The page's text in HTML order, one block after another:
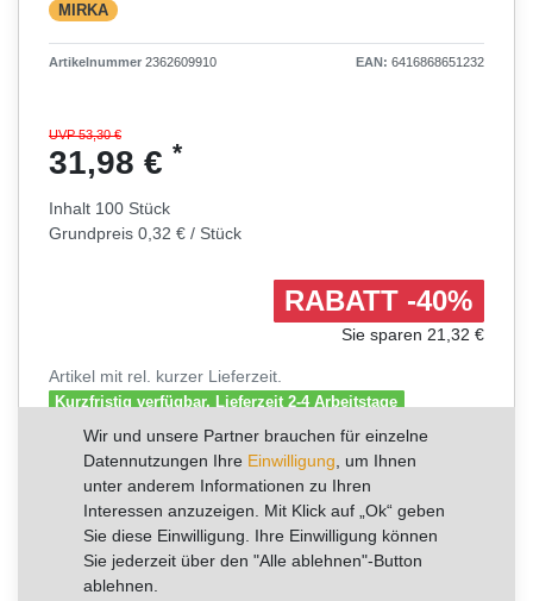
MIRKA
Artikelnummer 2362609910 EAN: 6416868651232
UVP 53,30 €
31,98 € *
Inhalt 100 Stück
Grundpreis 0,32 € / Stück
RABATT -40%
Sie sparen 21,32 €
Artikel mit rel. kurzer Lieferzeit.
Kurzfristig verfügbar, Lieferzeit 2-4 Arbeitstage
In den Warenkorb
* zzgl. ges. MwSt. zzgl.
Versandkosten
Wunschliste
Wir und unsere Partner brauchen für einzelne
Datennutzungen Ihre Einwilligung , um Ihnen
unter anderem Informationen zu Ihren
Interessen anzuzeigen. Mit Klick auf „Ok“ geben
Sie diese Einwilligung. Ihre Einwilligung können
Sie jederzeit über den "Alle ablehnen"-Button
ablehnen.